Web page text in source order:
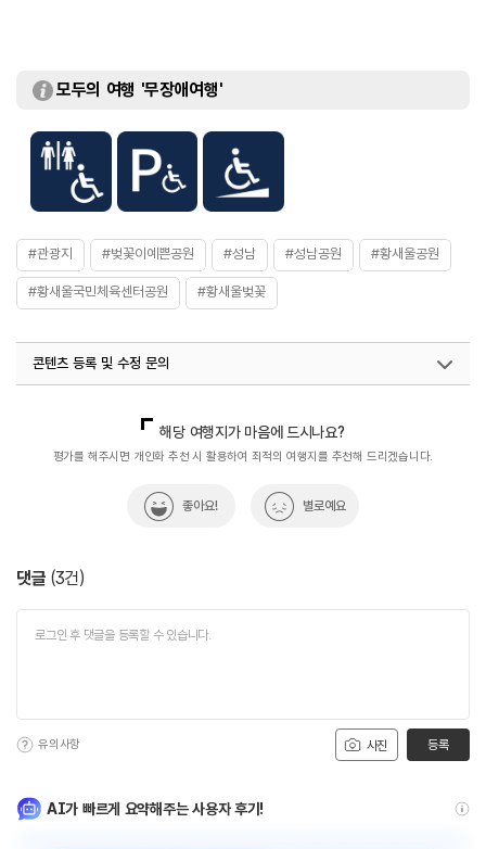
모두의 여행 '무장애여행'
#관광지 #벚꽃이예쁜공원 #성남 #성남공원 #황새울공원
#황새울국민체육센터공원 #황새울벚꽃
콘텐츠 등록 및 수정 문의
열린관광콘텐츠팀(열린관광-모두의여행)
033-738-3425
해당 여행지가 마음에 드시나요?
평가를 해주시면 개인화 추천 시 활용하여 최적의 여행지를 추천해 드리겠습니다.
좋아요! 별로예요
댓글 (3건)
사진
유의사항 등록
AI가 빠르게 요약해주는 사용자 후기!